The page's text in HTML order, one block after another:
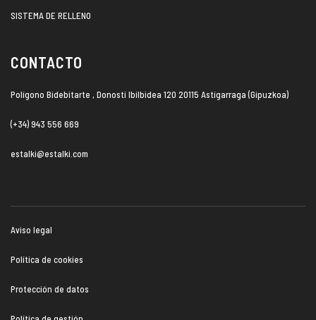
SISTEMA DE RELLENO
CONTACTO
Polígono Bidebitarte , Donosti Ibilbidea 120 20115 Astigarraga (Gipuzkoa)
(+34) 943 556 669
estalki@estalki.com
Aviso legal
Política de cookies
Protección de datos